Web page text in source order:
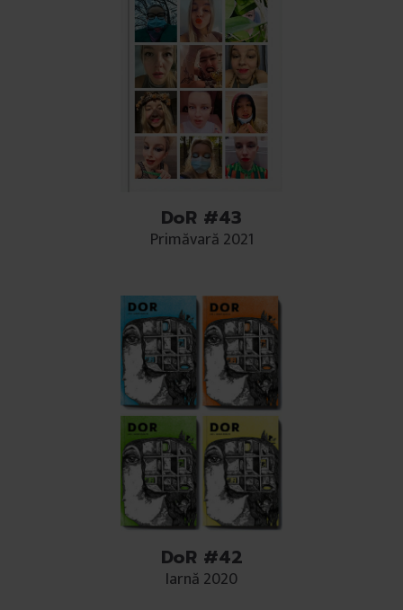
DoR #43
Primăvară 2021
DoR #42
Iarnă 2020